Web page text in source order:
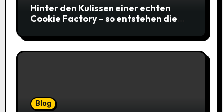
Hinter den Kulissen einer echten
Cookie Factory – so entstehen die
Blog